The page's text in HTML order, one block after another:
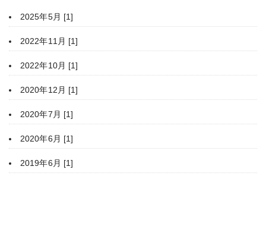
2025年5月 [1]
2022年11月 [1]
2022年10月 [1]
2020年12月 [1]
2020年7月 [1]
2020年6月 [1]
2019年6月 [1]